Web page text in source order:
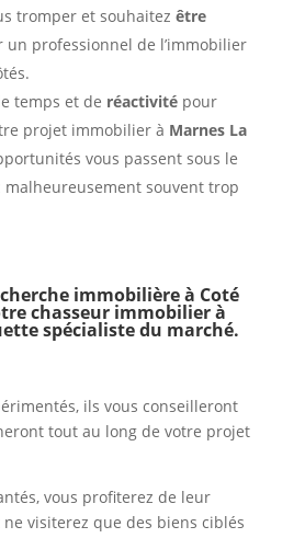
tromper et souhaitez être
professionnel de l’immobilier
temps et de réactivitépour
projet immobilier à Marnes La
vous passent sous le
malheureusement souvent trop
immobilière à Coté
chasseur immobilier à
spécialiste du marché.
ils vous conseilleront
tout au long de votre projet
vous profiterez de leur
visiterez que des biens ciblés